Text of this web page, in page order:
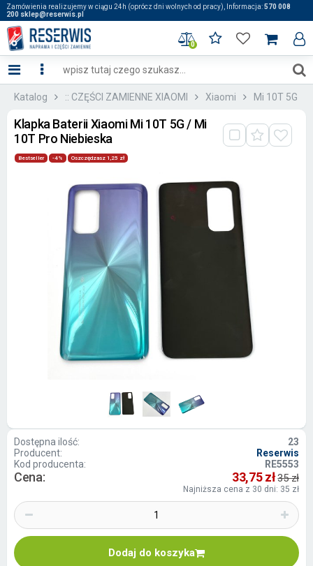
Zamówienia realizujemy w ciągu 24h (oprócz dni wolnych od pracy), Informacja:570 008
200 sklep@reserwis.pl
0
Katalog :: CZĘŚCI ZAMIENNE XIAOMI Xiaomi Mi 10T 5G
Klapka Baterii Xiaomi Mi 10T 5G / Mi
10T Pro Niebieska
Bestseller -4% Oszczędzasz 1,25 zł
Dostępna ilość:
23
Producent:
Reserwis
Kod producenta:
RE5553
Cena: 33,75 zł35 zł
Najniższa cena z 30 dni: 35 zł
Dodaj do koszyka